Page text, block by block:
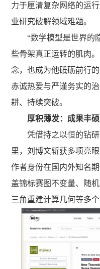
力于厘清复杂网络的运
业研究破解领域难题。
“数学模型是世界的
些骨架真正运转的肌肉
念，也成为他砥砺前行
赤诚热爱与严谨务实的
耕、持续突破。
厚积薄发：成果丰
凭借持之以恒的钻
里，刘博文斩获多项亮
作者身份在国内外知名
盖锦标赛图不变量、随
三角重建计算几何等多个